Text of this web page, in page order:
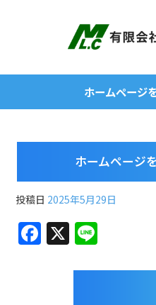
ホームページ
ホームページ
投稿日 2025年5月29日
F X
e